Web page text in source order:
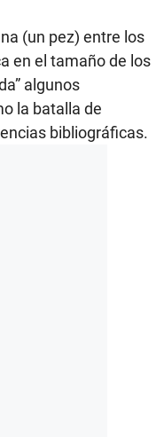
(un pez) entre los
en el tamaño de los
algunos
la batalla de
bibliográficas.